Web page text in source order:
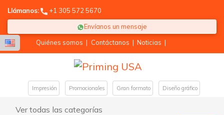
Llámanos:
+1 305 572 5670
Envíanos un mensaje
Quiénes somos | Contáctanos | Noticias |
Impresión Promocionales Gran formato Diseño gráfico
Ver todas las categorías